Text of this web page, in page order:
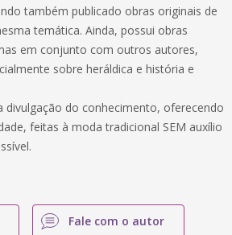
também publicado obras originais de
temática. Ainda, possui obras
em conjunto com outros autores,
sobre heráldica e história e
divulgação do conhecimento, oferecendo
feitas à moda tradicional SEM auxílio
Fale com o autor